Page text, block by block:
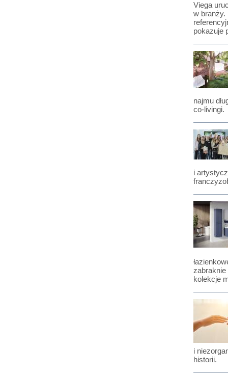
Viega
w branży.
pokazuje
najmu
co-livingi.
i
kolekcje
i
historii.